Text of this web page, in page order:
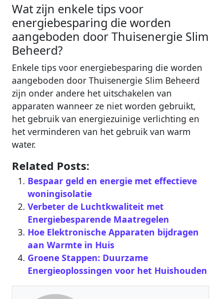
Wat zijn enkele tips voor
energiebesparing die worden
aangeboden door Thuisenergie Slim
Beheerd?
Enkele tips voor energiebesparing die worden
aangeboden door Thuisenergie Slim Beheerd
zijn onder andere het uitschakelen van
apparaten wanneer ze niet worden gebruikt,
het gebruik van energiezuinige verlichting en
het verminderen van het gebruik van warm
water.
Related Posts:
Bespaar geld en energie met effectieve
woningisolatie
Verbeter de Luchtkwaliteit met
Energiebesparende Maatregelen
Hoe Elektronische Apparaten bijdragen
aan Warmte in Huis
Groene Stappen: Duurzame
Energieoplossingen voor het Huishouden